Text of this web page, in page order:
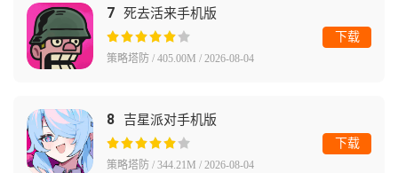
7 死去活来手机版
策略塔防 / 405.00M / 2026-08-04
下载
8 吉星派对手机版
策略塔防 / 344.21M / 2026-08-04
下载